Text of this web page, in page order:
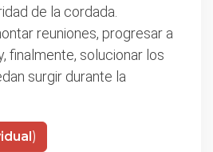
de la cordada.
reuniones, progresar a
finalmente, solucionar los
surgir durante la
)